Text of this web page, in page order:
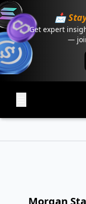
📩
Get expert
—
Morgan